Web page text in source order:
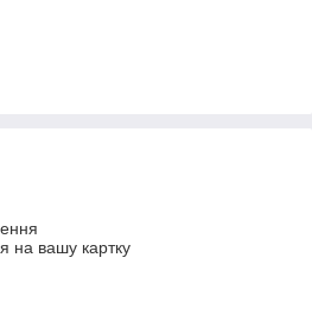
на вашу картку